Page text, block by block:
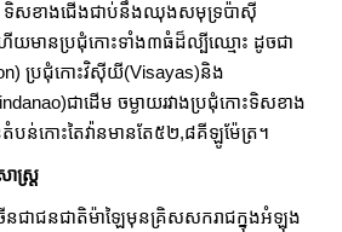
ខាងជើងជាប់នឹងឈុងសមុទ្រប៉ាស៊ី
មានប្រជុំកោះទាំង៣ធំដ៏ល្បីឈ្មោះ ដូចជា
ប្រជុំកោះវិស៊ីយី(Visayas)និង
ជាដើម ចម្ងាយរវាងប្រជុំកោះទិសខាង
បន់កោះតៃវ៉ានមានតែ៥២,៨គីឡូម៉ែត្រ។
ស្ត្រ
នជាជនជាតិម៉ាឡៃមុនគ្រិសសករាជក្នុងអំឡុង